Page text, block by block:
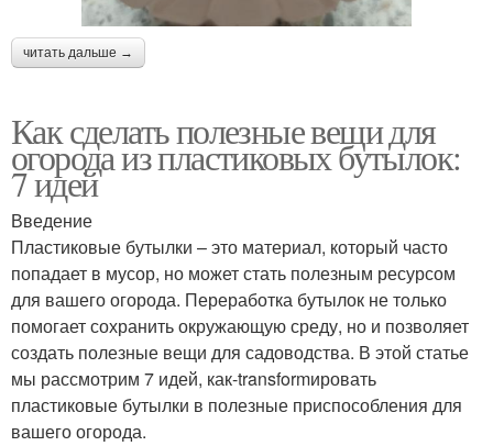
читать дальше →
Как сделать полезные вещи для
огорода из пластиковых бутылок:
7 идей
Введение
Пластиковые бутылки – это материал, который часто
попадает в мусор, но может стать полезным ресурсом
для вашего огорода. Переработка бутылок не только
помогает сохранить окружающую среду, но и позволяет
создать полезные вещи для садоводства. В этой статье
мы рассмотрим 7 идей, как-transformировать
пластиковые бутылки в полезные приспособления для
вашего огорода.